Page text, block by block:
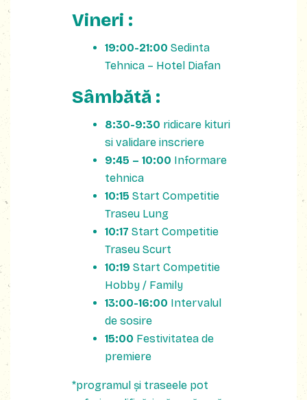
Vineri :
19:00-21:00 Sedinta
Tehnica – Hotel Diafan
Sâmbătă :
8:30-9:30 ridicare kituri
si validare inscriere
9:45 – 10:00 Informare
tehnica
10:15 Start Competitie
Traseu Lung
10:17 Start Competitie
Traseu Scurt
10:19 Start Competitie
Hobby / Family
13:00-16:00 Intervalul
de sosire
15:00 Festivitatea de
premiere
*programul și traseele pot